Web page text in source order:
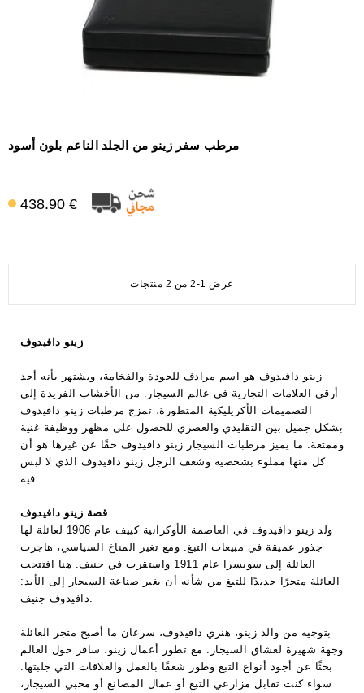
مرطب سفر زينو من الجلد الناعم بلون أسود
438.90 €
عرض 1-2 من 2 منتجات
زينو دافيدوف
زينو دافيدوف هو اسم مرادف للجودة والفخامة، ويشتهر بأنه أحد
أرقى العلامات التجارية في عالم السيجار. من الأخشاب الفريدة إلى
التصميمات الأكريليكية المتطورة، تمزج مرطبات زينو دافيدوف
بشكل جميل بين التقليدي والعصري للحصول على مظهر ووظيفة غنية
وممتعة. ما يميز مرطبات السيجار زينو دافيدوف حقًا عن غيرها هو أن
كل منها مملوء بشخصية وشغف الرجل زينو دافيدوف الذي لا لبس
قصة زينو دافيدوف
ولد زينو دافيدوف في العاصمة الأوكرانية كييف عام 1906 لعائلة لها
جذور عميقة في مبيعات التبغ. ومع تغير المناخ السياسي، هاجرت
العائلة إلى سويسرا عام 1911 واستقرت في جنيف. هنا افتتحت
العائلة متجرًا جديدًا للتبغ من شأنه أن يغير صناعة السيجار إلى الأبد:
بتوجيه من والد زينو، هنري دافيدوف، سرعان ما أصبح متجر العائلة
وجهة شهيرة لعشاق السيجار. مع تطور أعمال زينو، سافر حول العالم
بحثًا عن أجود أنواع التبغ وطور شغفًا بالعمل والعلاقات التي جلبتها.
سواء كنت تقابل مزارعي التبغ أو عمال المصانع أو محبي السيجار،